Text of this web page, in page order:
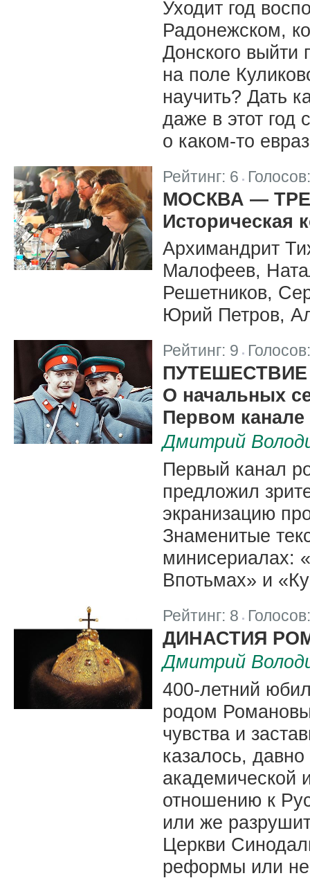
Уходит год
Радонежском,
Донского
на поле
научить? Дать
даже в этот
о каком-то
Рейтинг: 6
МОСКВА —
Архимандрит
Малофеев,
Решетников,
Юрий Петров,
Рейтинг: 9
О начальных
Первом канале
Дмитрий
Первый канал
предложил
экранизацию
Знаменитые
минисериалах:
Впотьмах» и
Рейтинг: 8 |
ДИНАСТИЯ
Дмитрий
400-летний
родом
чувства и
казалось,
академической
отношению к
или же
Церкви
реформы или